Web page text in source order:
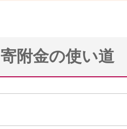
寄附金の使い道